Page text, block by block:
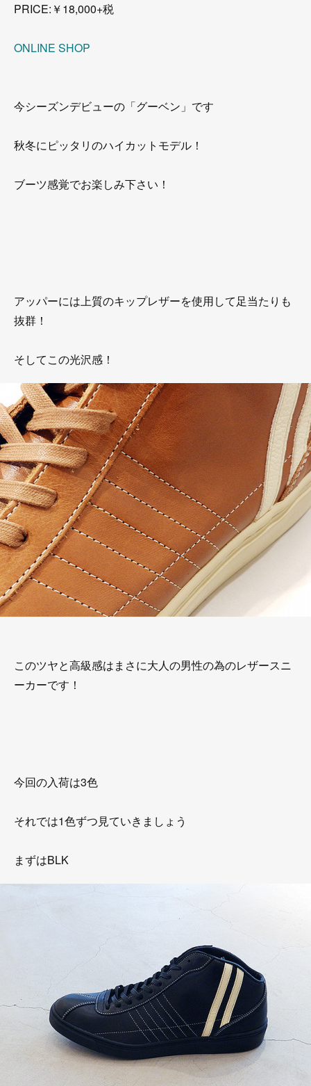
PRICE:￥18,000+税
ONLINE SHOP
今シーズンデビューの「グーベン」です
秋冬にピッタリのハイカットモデル！
ブーツ感覚でお楽しみ下さい！
アッパーには上質のキップレザーを使用して足当たりも
抜群！
そしてこの光沢感！
このツヤと高級感はまさに大人の男性の為のレザースニ
ーカーです！
今回の入荷は3色
それでは1色ずつ見ていきましょう
まずはBLK